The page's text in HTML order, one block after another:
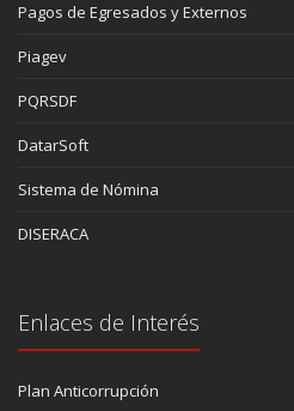
Pagos de Egresados y Externos
Piagev
PQRSDF
DatarSoft
Sistema de Nómina
DISERACA
Enlaces de Interés
Plan Anticorrupción